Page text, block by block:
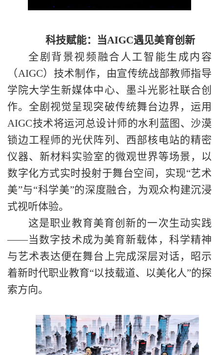
科技赋能：当AIGC遇见美育创新
全剧背景视频融合人工智能生成内容
（ AIGC）技术制作，由宣传统战部教师指导
学院大学生新媒体中心、墨斗光影社联合创
作。全剧视觉呈现突破传统舞台边界，运用
AIGC技术将运河总设计师的水利蓝图、沙漠
锁边工程师的光伏阵列、西部核电站的精密
仪器、新材料实验室的微观世界等场景，以
数字化方式实时投射于舞台空间，实现“艺术
美”与“科学美”的深度融合，为观众构建沉浸
式视听体验。
这是职业教育美育创新的一次生动实践
——当数字技术成为美育新载体，科学精神
与艺术表达便在舞台上完成深层对话，昭示
着新时代职业教育“以技载道、以美化人”的探
索方向。